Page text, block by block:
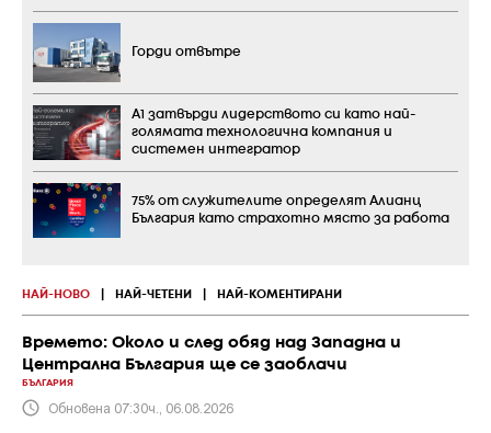
НАЙ-НОВО НАЙ-ЧЕТЕНИ НАЙ-КОМЕНТИРАНИ
Времето: Около и след обяд над Западна и
Централна България ще се заоблачи
БЪЛГАРИЯ
Обновена 07:30ч., 06.08.2026
Горди отвътре
А1 затвърди лидерството си като най-
голямата технологична компания и
системен интегратор
75% от служителите определят Алианц
България като страхотно място за работа